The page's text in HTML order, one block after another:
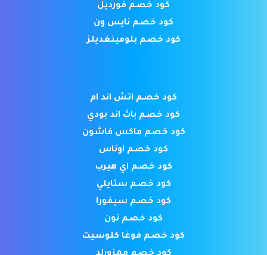
كود خصم فورديل
كود خصم نايس ون
كود خصم بلومينغديلز
كود خصم اتش اند ام
كود خصم باث اند بودي
كود خصم ماكس فاشون
كود خصم اوناس
كود خصم اي هيرب
كود خصم ستايلي
كود خصم سيفورا
كود خصم نون
كود خصم فوغا كلوسيت